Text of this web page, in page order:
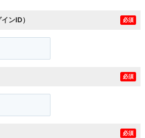
ンID） 必須
必須
必須